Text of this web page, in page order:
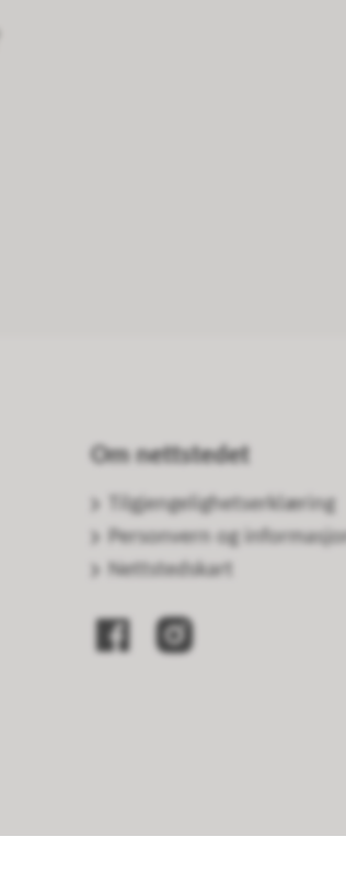
Om nettstedet
Tilgjengelighetserklæring
Personvern og
Nettstedskart